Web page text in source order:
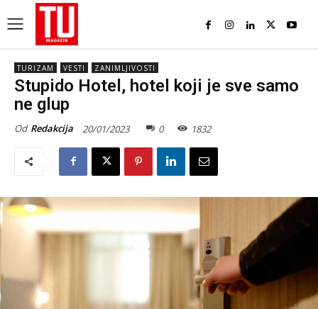
TURIZAM VESTI ZANIMLJIVOSTI
Stupido Hotel, hotel koji je sve samo
ne glup
Od Redakcija 20/01/2023 0 1832